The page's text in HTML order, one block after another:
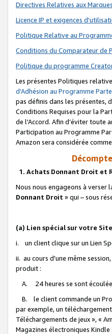
Directives Relatives aux
Licence IP et exigences
Politique Relative au
Conditions du Comparateur de
Politique du programme
Les présentes Politiques
d’Adhésion au Programme
pas définis dans les présentes,
Conditions Requises pour la
de l'Accord. Afin d’éviter toute
Participation au Programme
Amazon sera considérée
1. Achats Donnant Droit et
Nous nous engageons à verser
Donnant Droit » qui – sous
(a) Lien spécial sur votre
i. un client clique sur un Lien
ii. au cours d'une même
produit :
A. 24 heures se sont
B. le client commande un
par exemple, un
Téléchargements de jeux », «
Magazines électroniques